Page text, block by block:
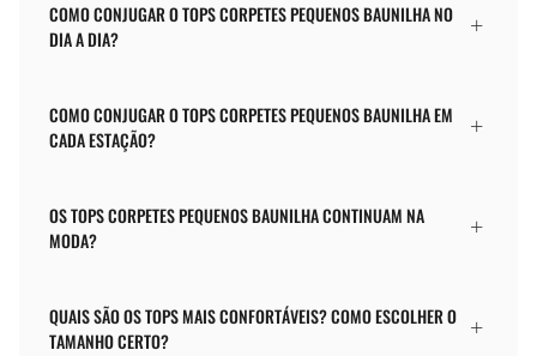
COMO CONJUGAR O TOPS CORPETES PEQUENOS BAUNILHA NO
DIA A DIA?
COMO CONJUGAR O TOPS CORPETES PEQUENOS BAUNILHA EM
CADA ESTAÇÃO?
OS TOPS CORPETES PEQUENOS BAUNILHA CONTINUAM NA
MODA?
QUAIS SÃO OS TOPS MAIS CONFORTÁVEIS? COMO ESCOLHER O
TAMANHO CERTO?